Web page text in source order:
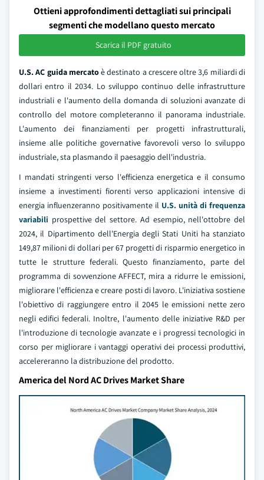
Ottieni approfondimenti dettagliati sui principali
segmenti che modellano questo mercato
Scarica il PDF gratuito
U.S. AC guida mercatoè destinato a crescere oltre 3,6 miliardi di
dollari entro il 2034. Lo sviluppo continuo delle infrastrutture
industriali e l'aumento della domanda di soluzioni avanzate di
controllo del motore completeranno il panorama industriale.
L'aumento dei finanziamenti per progetti infrastrutturali,
insieme alle politiche governative favorevoli verso lo sviluppo
industriale, sta plasmando il paesaggio dell'industria.
I mandati stringenti verso l'efficienza energetica e il consumo
insieme a investimenti fiorenti verso applicazioni intensive di
energia influenzeranno positivamente il U.S. unità di frequenza
variabili prospettive del settore. Ad esempio, nell'ottobre del
2024, il Dipartimento dell'Energia degli Stati Uniti ha stanziato
149,87 milioni di dollari per 67 progetti di risparmio energetico in
tutte le strutture federali. Questo finanziamento, parte del
programma di sovvenzione AFFECT, mira a ridurre le emissioni,
migliorare l'efficienza e creare posti di lavoro. L'iniziativa sostiene
l'obiettivo di raggiungere entro il 2045 le emissioni nette zero
negli edifici federali. Inoltre, l'aumento delle iniziative R&D per
l'introduzione di tecnologie avanzate e i progressi tecnologici in
corso per migliorare i vantaggi operativi dei processi produttivi,
accelereranno la distribuzione del prodotto.
America del Nord AC Drives Market Share